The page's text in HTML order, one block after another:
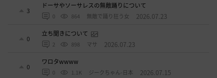
3
ドーサやソーサレスの無敵踊りについて
0 864 無敵で踊り狂う女 2026.07.23
0
立ち聞きについて
2 898 マサ 2026.07.23
0
ワロタwwww
0 1.1K ジークちゃん-日本 2026.07.15